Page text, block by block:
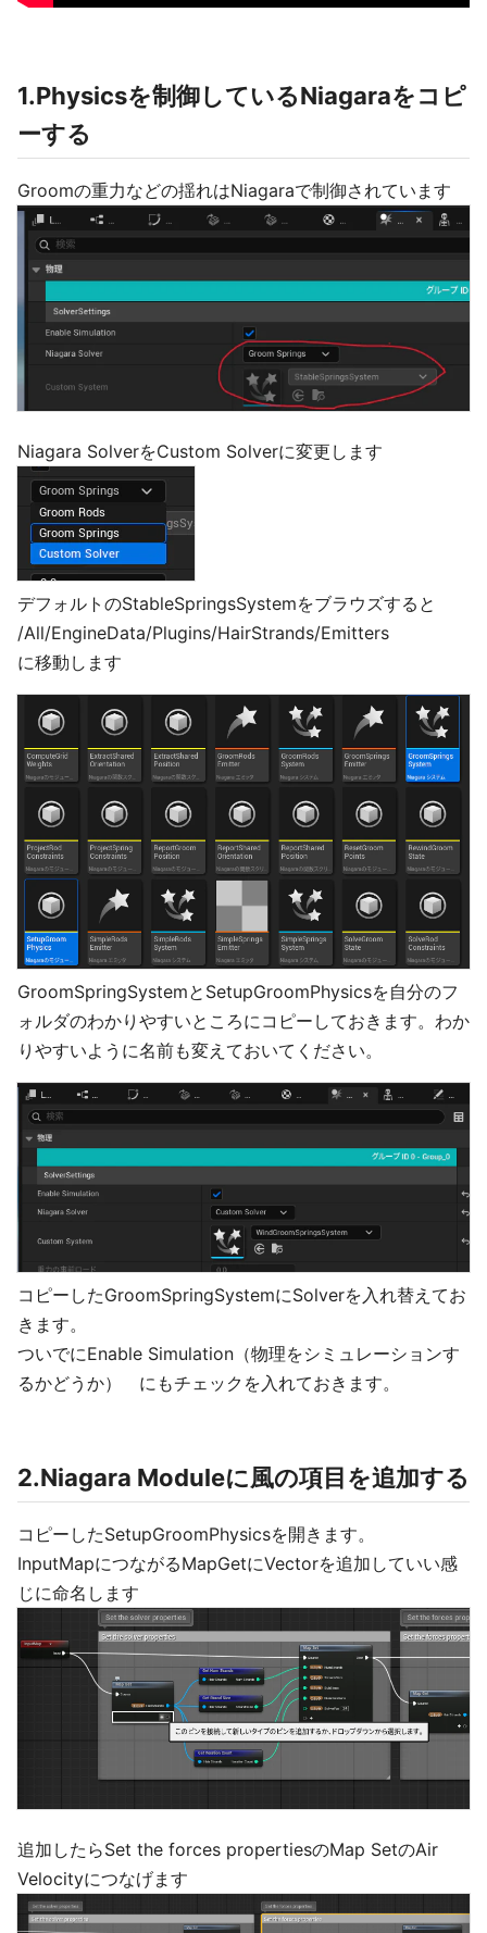
1.Physicsを制御しているNiagaraをコピ
ーする
Groomの重力などの揺れはNiagaraで制御されています
Niagara SolverをCustom Solverに変更します
デフォルトのStableSpringsSystemをブラウズすると
/All/EngineData/Plugins/HairStrands/Emitters
に移動します
GroomSpringSystemとSetupGroomPhysicsを自分のフ
ォルダのわかりやすいところにコピーしておきます。わか
りやすいように名前も変えておいてください。
コピーしたGroomSpringSystemにSolverを入れ替えてお
きます。
ついでにEnable Simulation（物理をシミュレーションす
るかどうか） にもチェックを入れておきます。
2.Niagara Moduleに風の項目を追加する
コピーしたSetupGroomPhysicsを開きます。
InputMapにつながるMapGetにVectorを追加していい感
じに命名します
追加したらSet the forces propertiesのMap SetのAir
Velocityにつなげます